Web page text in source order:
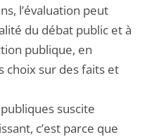
l’évaluation peut
du débat public et à
publique, en
choix sur des faits et
suscite
c’est parce que